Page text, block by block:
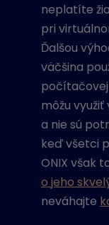
neplatíte
pri
Ďalšou
väčšina
počítačovej
môžu
a nie sú
keď všetci
ONIX však
o jeho
neváhajte